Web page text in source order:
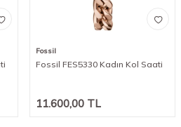
Fossil
Fossil FES5330 Kadın Kol Saati
11.600,00 TL